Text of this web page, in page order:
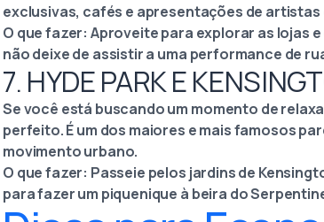
exclusivas, cafés e apresentações de
O que fazer: Aproveite para explorar as lojas
não deixe de assistir a uma performance de
7. HYDE PARK E
Se você está buscando um momento de
perfeito. É um dos maiores e mais famosos
movimento urbano.
O que fazer: Passeie pelos jardins de
para fazer um piquenique à beira do